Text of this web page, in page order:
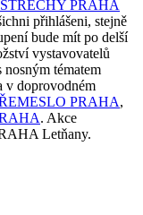
STŘECHY PRAHA
přihlášeni, stejně
bude mít po delší
vystavovatelů
tématem
v doprovodném
PRAHA,
. Akce
Letňany.